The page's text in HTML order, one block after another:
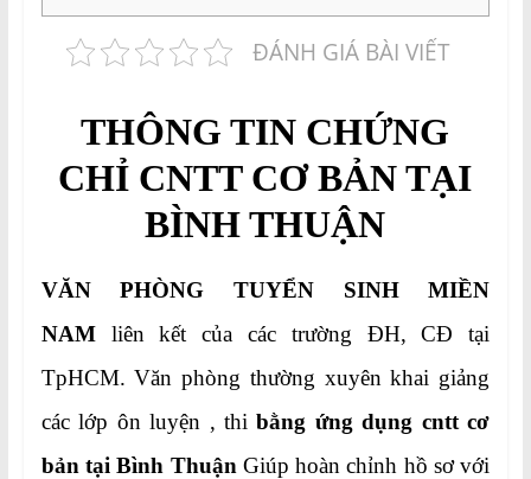
ĐÁNH GIÁ BÀI VIẾT
THÔNG TIN CHỨNG
CHỈ CNTT CƠ BẢN TẠI
BÌNH THUẬN
VĂN PHÒNG TUYỂN SINH MIỀN
NAMliên kết của các trường ĐH, CĐ tại
TpHCM. Văn phòng thường xuyên khai giảng
các lớp ôn luyện , thibằng ứng dụng cntt cơ
bản tại Bình ThuậnGiúp hoàn chỉnh hồ sơ với